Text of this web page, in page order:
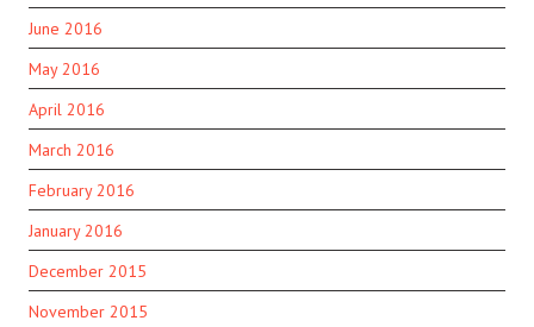
June 2016
May 2016
April 2016
March 2016
February 2016
January 2016
December 2015
November 2015